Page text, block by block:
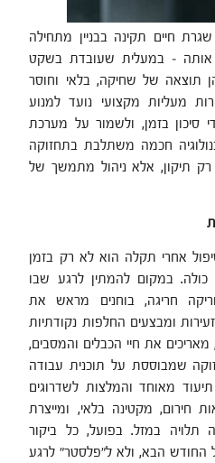
חיים תקינה בבניין מתחילה
– במעלית שעובדת בשקט
הן תוצאה של שחיקה, בלאי וחוסר
מעליות מקצועי נועד למנוע
סיכון בזמן, ולשמור על מערכת
חכמה משתלבת בתחזוקה
רק תיקון, אלא ניהול מתמשך של
אחרי תקלה הוא לא רק בזמן
במקום להמתין לרגע שבו
חריגה, בוחנים מראש את
ומבצעים החלפות נקודתיות
את חיי הכבלים והמסבים,
שמבוססת על תוכנית עבודה
מאוחד והמלצות לשדרוגים
חירום, מקטינה בלאי, ומייצרת
תלויה במזל. בפועל, כל ביקור
הבא, ולא ל”פלסטר” לרגע